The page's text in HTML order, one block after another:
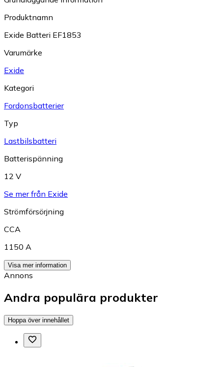
Produktnamn
Exide Batteri EF1853
Varumärke
Exide
Kategori
Fordonsbatterier
Typ
Lastbilsbatteri
Batterispänning
12 V
Se mer från Exide
Strömförsörjning
CCA
1150 A
Visa mer information
Annons
Andra populära produkter
Hoppa över innehållet